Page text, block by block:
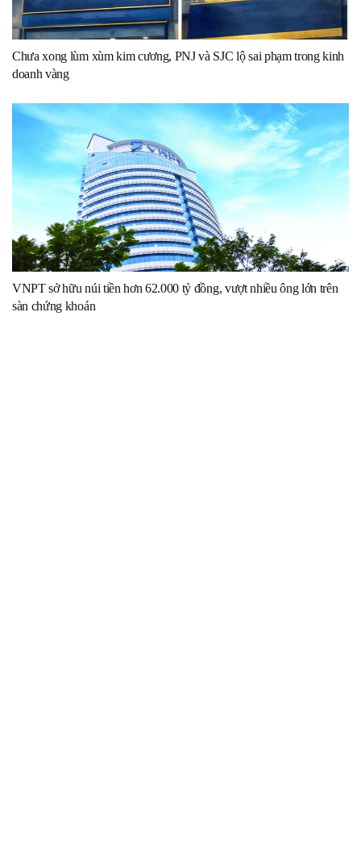
Chưa xong lùm xùm kim cương, PNJ và SJC lộ sai phạm trong kinh
doanh vàng
VNPT sở hữu núi tiền hơn 62.000 tỷ đồng, vượt nhiều ông lớn trên
sàn chứng khoán